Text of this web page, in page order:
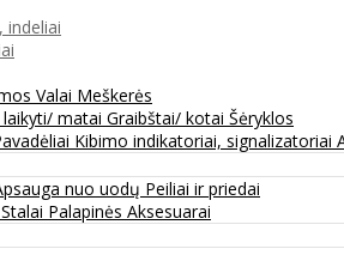
indeliai
Valai Meškerės
laikyti/ matai Graibštai/ kotai Šėryklos
Kibimo indikatoriai, signalizatoriai
nuo uodų Peiliai ir priedai
Stalai Palapinės Aksesuarai